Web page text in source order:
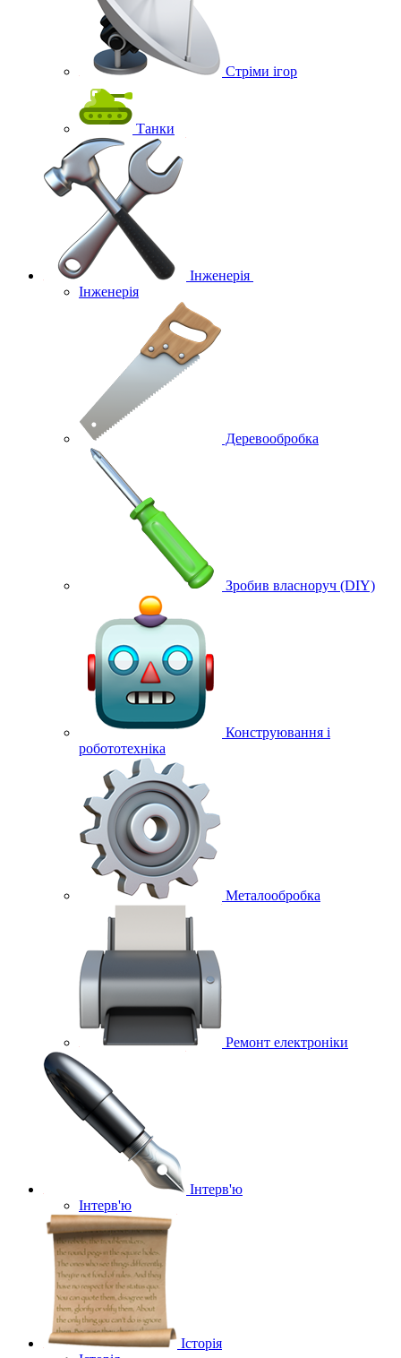
Стріми ігор
Танки
Інженерія
Інженерія
Деревообробка
Зробив власноруч (DIY)
Конструювання і
робототехніка
Металообробка
Ремонт електроніки
Інтерв'ю
Інтерв'ю
Історія